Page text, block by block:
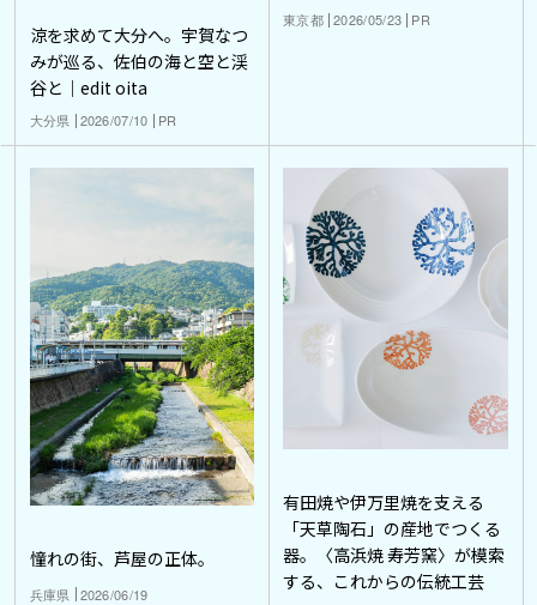
涼を求めて大分へ。宇賀なつ
みが巡る、佐伯の海と空と渓
谷と｜edit oita
大分県 2026/07/10 PR
東京都 2026/05/23 PR
憧れの街、芦屋の正体。
兵庫県 2026/06/19
有田焼や伊万里焼を支える
「天草陶石」の産地でつくる
器。〈高浜焼 寿芳窯〉が模索
する、これからの伝統工芸